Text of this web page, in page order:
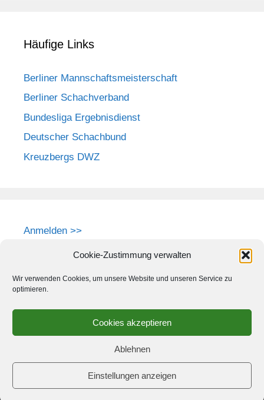
Cookie-Zustimmung verwalten
Wir verwenden Cookies, um unsere Website und unseren Service zu
optimieren.
Cookies akzeptieren
Ablehnen
Einstellungen anzeigen
Häufige Links
Berliner Mannschaftsmeisterschaft
Berliner Schachverband
Bundesliga Ergebnisdienst
Deutscher Schachbund
Kreuzbergs DWZ
Anmelden >>
© 2026 Schach-Club Kreuzberg e.V. GeneratePress